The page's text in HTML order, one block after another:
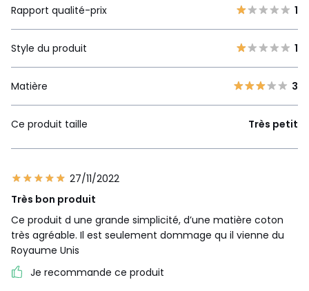
Rapport qualité-prix
1
Style du produit 1
Matière 3
Ce produit taille Très petit
27/11/2022
Très bon produit
Ce produit d une grande simplicité, d’une matière coton
très agréable. Il est seulement dommage qu il vienne du
Royaume Unis
Je recommande ce produit